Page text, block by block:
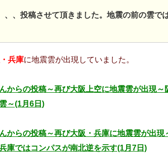
、、投稿させて頂きました。地震の前の雲で
兵庫に地震雲が出現していました。
からの投稿～再び大阪上空に地震雲が出現
～(1月6日)
からの投稿～再び大阪・兵庫に地震雲が出
庫ではコンパスが南北逆を示す(1月7日)